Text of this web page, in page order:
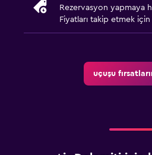
Rezervasyon yapmaya
Fiyatları takip etmek için
uçuşu